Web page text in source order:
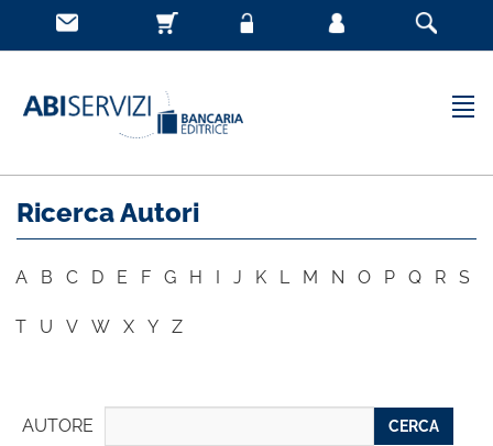
Ricerca Autori
A B C D E F G H I J K L M N O P Q R S
T U V W X Y Z
AUTORE CERCA